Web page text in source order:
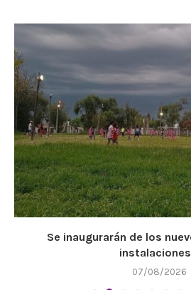
Se inaugurarán de los
07/08/2026